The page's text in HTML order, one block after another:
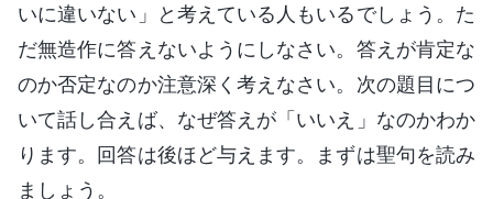
いに違いない」と考えている人もいるでしょう。た
だ無造作に答えないようにしなさい。答えが肯定な
のか否定なのか注意深く考えなさい。次の題目につ
いて話し合えば、なぜ答えが「いいえ」なのかわか
ります。回答は後ほど与えます。まずは聖句を読み
ましょう。